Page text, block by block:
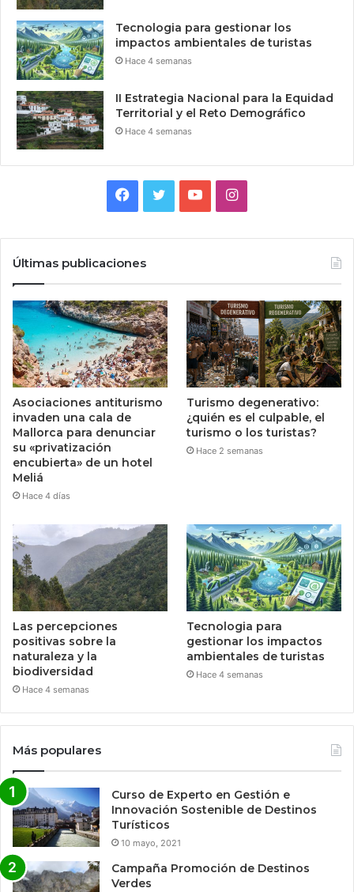
Tecnologia para gestionar los
impactos ambientales de turistas
Hace 4 semanas
II Estrategia Nacional para la Equidad
Territorial y el Reto Demográfico
Hace 4 semanas
Facebook
TwitterYouTubeInstagram
Últimas publicaciones
Asociaciones antiturismo
invaden una cala de
Mallorca para denunciar
su «privatización
encubierta» de un hotel
Meliá
Hace 4 días
Turismo degenerativo:
¿quién es el culpable, el
turismo o los turistas?
Hace 2 semanas
Las percepciones
positivas sobre la
naturaleza y la
biodiversidad
Hace 4 semanas
Tecnologia para
gestionar los impactos
ambientales de turistas
Hace 4 semanas
Más populares
Curso de Experto en Gestión e
Innovación Sostenible de Destinos
Turísticos
10 mayo, 2021
Campaña Promoción de Destinos
Verdes